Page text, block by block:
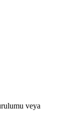
veya